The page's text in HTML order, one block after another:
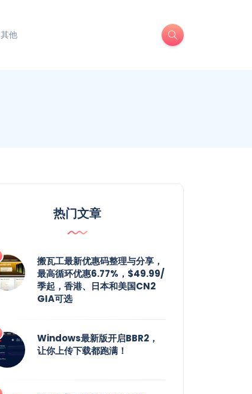
其他
热门文章
搬瓦工最新优惠码整理与分享，
最高循环优惠6.77%，$49.99/
季起，香港、日本和美国CN2
GIA可选
Windows最新版开启BBR2，
让你上传下载都跑满！